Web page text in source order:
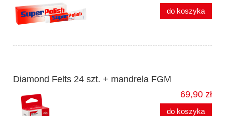
do koszyka
Diamond Felts 24 szt. + mandrela FGM
69,90 zł
do koszyka